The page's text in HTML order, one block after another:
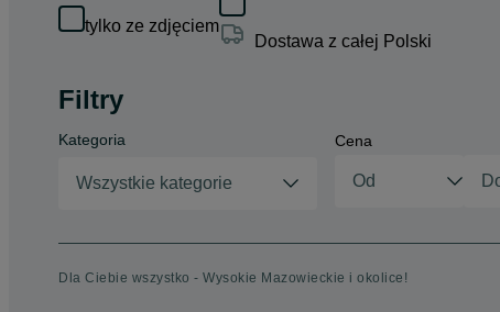
tylko ze zdjęciem
Dostawa z całej Polski
Filtry
Kategoria
Wszystkie kategorie
Cena
Dla Ciebie wszystko - Wysokie Mazowieckie i okolice!